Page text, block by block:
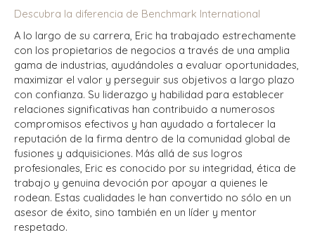
Descubra la diferencia de Benchmark International
A lo largo de su carrera, Eric ha trabajado estrechamente
con los propietarios de negocios a través de una amplia
gama de industrias, ayudándoles a evaluar oportunidades,
maximizar el valor y perseguir sus objetivos a largo plazo
con confianza. Su liderazgo y habilidad para establecer
relaciones significativas han contribuido a numerosos
compromisos efectivos y han ayudado a fortalecer la
reputación de la firma dentro de la comunidad global de
fusiones y adquisiciones. Más allá de sus logros
profesionales, Eric es conocido por su integridad, ética de
trabajo y genuina devoción por apoyar a quienes le
rodean. Estas cualidades le han convertido no sólo en un
asesor de éxito, sino también en un líder y mentor
respetado.